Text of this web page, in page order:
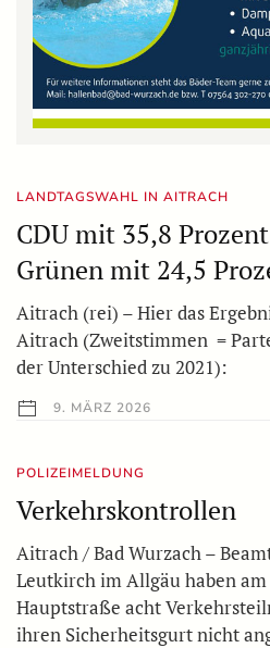
LANDTAGSWAHL IN AITRACH
CDU mit 35,8
Grünen mit 24,5
Aitrach (rei) – Hier das
Aitrach (Zweitstimmen =
der Unterschied zu 2021):
9. MÄRZ 2026
POLIZEIMELDUNG
Verkehrskontrollen
Aitrach / Bad Wurzach –
Leutkirch im Allgäu haben
Hauptstraße acht
ihren Sicherheitsgurt nicht